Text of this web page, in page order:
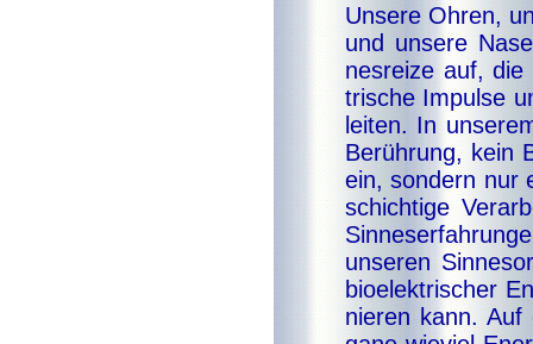
Un­se­re Oh­ren,
und un­se­re
nes­rei­ze auf,
tri­sche Im­pul­se
lei­ten. In
Be­rüh­rung, kein
ein, son­dern nur
schich­ti­ge
un­se­ren
bio­elek­tri­scher
nie­ren kann.